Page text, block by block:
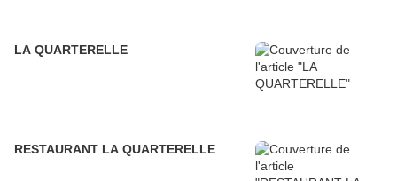
LA QUARTERELLE
RESTAURANT LA QUARTERELLE